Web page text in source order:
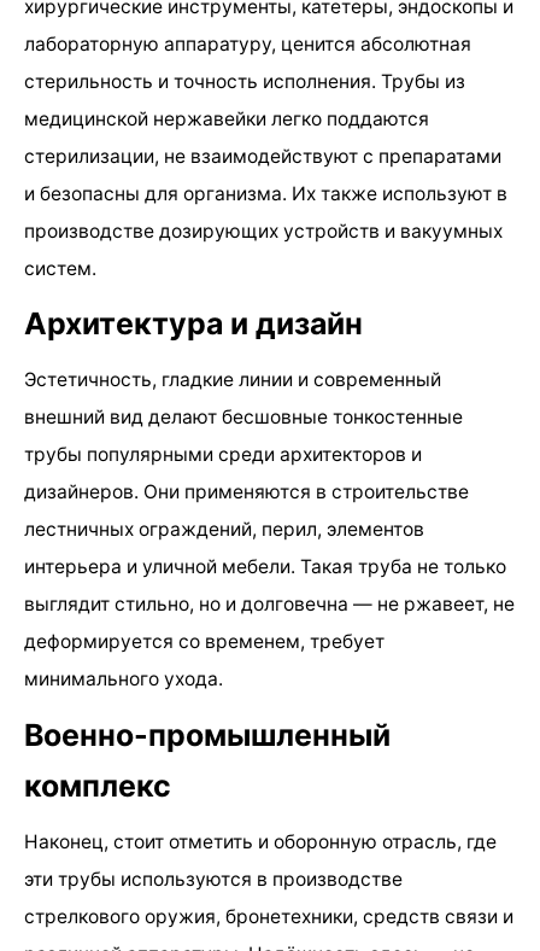
хирургические инструменты, катетеры, эндоскопы и
лабораторную аппаратуру, ценится абсолютная
стерильность и точность исполнения. Трубы из
медицинской нержавейки легко поддаются
стерилизации, не взаимодействуют с препаратами
и безопасны для организма. Их также используют в
производстве дозирующих устройств и вакуумных
систем.
Архитектура и дизайн
Эстетичность, гладкие линии и современный
внешний вид делают бесшовные тонкостенные
трубы популярными среди архитекторов и
дизайнеров. Они применяются в строительстве
лестничных ограждений, перил, элементов
интерьера и уличной мебели. Такая труба не только
выглядит стильно, но и долговечна — не ржавеет, не
деформируется со временем, требует
минимального ухода.
Военно-промышленный
комплекс
Наконец, стоит отметить и оборонную отрасль, где
эти трубы используются в производстве
стрелкового оружия, бронетехники, средств связи и